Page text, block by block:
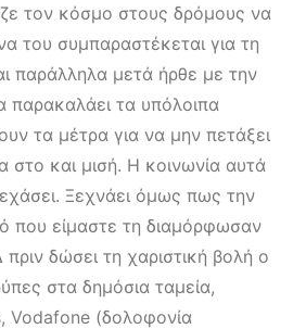
τον κόσμο στους δρόμους να
του συμπαραστέκεται για τη
παράλληλα μετά ήρθε με την
παρακαλάει τα υπόλοιπα
τα μέτρα για να μην πετάξει
στο και μισή. Η κοινωνία αυτά
Ξεχνάει όμως πως την
που είμαστε τη διαμόρφωσαν
δώσει τη χαριστική βολή ο
στα δημόσια ταμεία,
Vodafone (δολοφονία